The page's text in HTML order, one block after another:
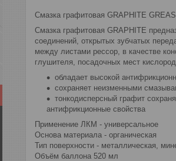
Смазка графитовая GRAPHITE
Смазка графитовая GRAPHITE
соединений, открытых зубчатых
между листами рессор, в качестве
глушителя, посадочных мест
обладает высокой
сохраняет неизменными
тонкодисперсный графит
антифрикционные свойства
Применение ЛКМ - универсальное
Основа материала - органическая
Тип поверхности - металлическая,
Объём баллона 520 мл